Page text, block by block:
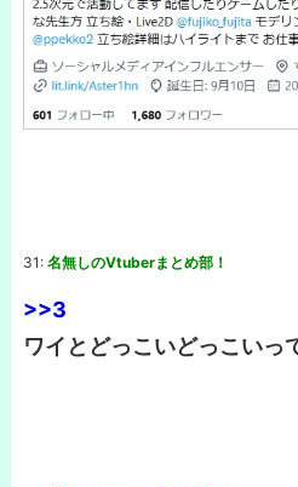
31: 名無しのVtuberまとめ部！
>>3
ワイとどっこいどっこいっ